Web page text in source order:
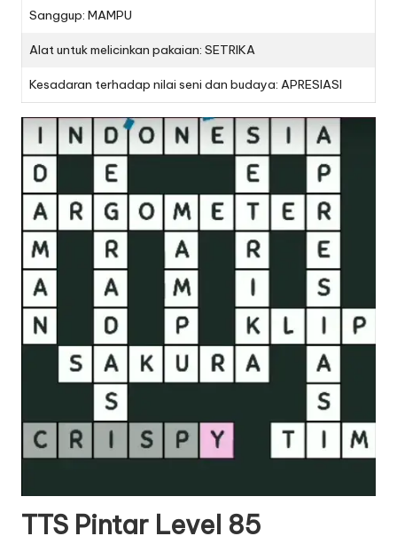
Sanggup: MAMPU
Alat untuk melicinkan pakaian: SETRIKA
Kesadaran terhadap nilai seni dan budaya: APRESIASI
TTS Pintar Level 85